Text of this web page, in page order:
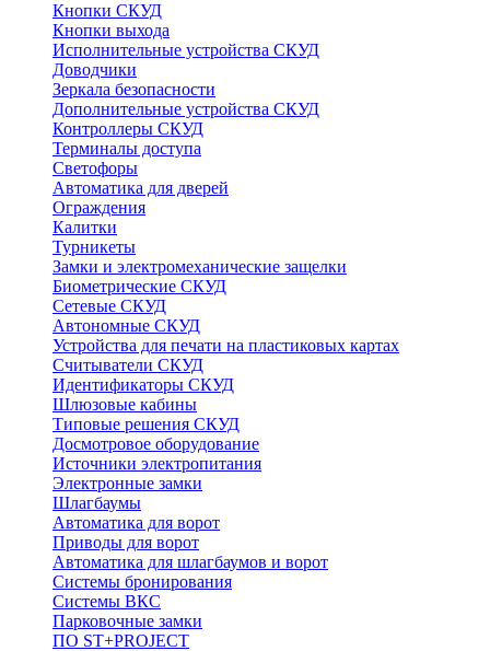
Кнопки СКУД
Кнопки выхода
Исполнительные устройства СКУД
Доводчики
Зеркала безопасности
Дополнительные устройства СКУД
Контроллеры СКУД
Терминалы доступа
Светофоры
Автоматика для дверей
Ограждения
Калитки
Турникеты
Замки и электромеханические защелки
Биометрические СКУД
Сетевые СКУД
Автономные СКУД
Устройства для печати на пластиковых картах
Считыватели СКУД
Идентификаторы СКУД
Шлюзовые кабины
Типовые решения СКУД
Досмотровое оборудование
Источники электропитания
Электронные замки
Шлагбаумы
Автоматика для ворот
Приводы для ворот
Автоматика для шлагбаумов и ворот
Системы бронирования
Системы ВКС
Парковочные замки
ПО ST+PROJECT